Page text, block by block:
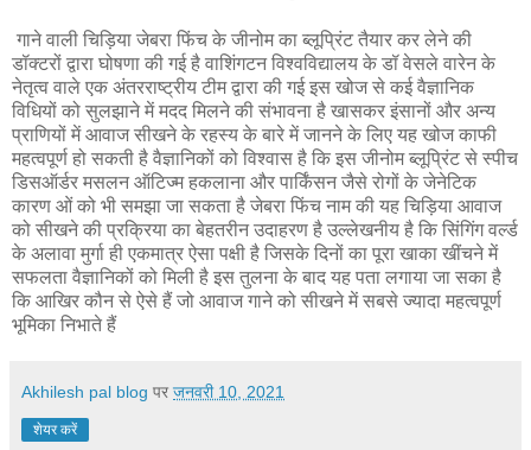
गाने वाली चिड़िया जेबरा फिंच के जीनोम का ब्लूप्रिंट तैयार कर लेने की
डॉक्टरों द्वारा घोषणा की गई है वाशिंगटन विश्वविद्यालय के डॉ वेसले वारेन के
नेतृत्व वाले एक अंतरराष्ट्रीय टीम द्वारा की गई इस खोज से कई वैज्ञानिक
विधियों को सुलझाने में मदद मिलने की संभावना है खासकर इंसानों और अन्य
प्राणियों में आवाज सीखने के रहस्य के बारे में जानने के लिए यह खोज काफी
महत्वपूर्ण हो सकती है वैज्ञानिकों को विश्वास है कि इस जीनोम ब्लूप्रिंट से स्पीच
डिसऑर्डर मसलन ऑटिज्म हकलाना और पार्किंसन जैसे रोगों के जेनेटिक
कारण ओं को भी समझा जा सकता है जेबरा फिंच नाम की यह चिड़िया आवाज
को सीखने की प्रक्रिया का बेहतरीन उदाहरण है उल्लेखनीय है कि सिंगिंग वर्ल्ड
के अलावा मुर्गा ही एकमात्र ऐसा पक्षी है जिसके दिनों का पूरा खाका खींचने में
सफलता वैज्ञानिकों को मिली है इस तुलना के बाद यह पता लगाया जा सका है
कि आखिर कौन से ऐसे हैं जो आवाज गाने को सीखने में सबसे ज्यादा महत्वपूर्ण
भूमिका निभाते हैं
Akhilesh pal blog पर जनवरी 10, 2021
शेयर करें